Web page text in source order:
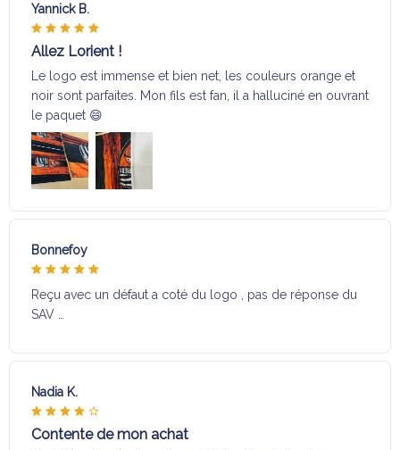
Yannick B.
Allez Lorient !
Le logo est immense et bien net, les couleurs orange et
noir sont parfaites. Mon fils est fan, il a halluciné en ouvrant
le paquet 😄
Bonnefoy
Reçu avec un défaut a coté du logo , pas de réponse du
SAV …
Nadia K.
Contente de mon achat